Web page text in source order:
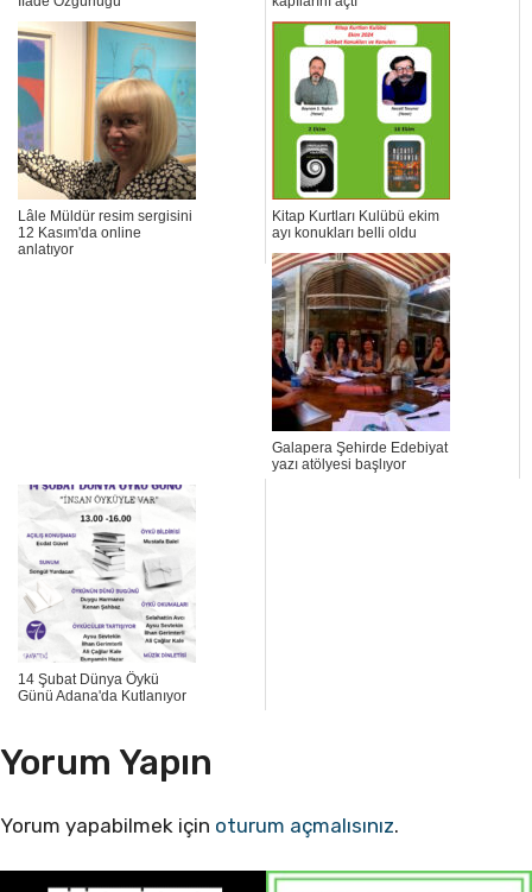
Lâle Müldür resim sergisini
12 Kasım'da online
anlatıyor
Kitap Kurtları Kulübü ekim
ayı konukları belli oldu
Galapera Şehirde Edebiyat
yazı atölyesi başlıyor
14 Şubat Dünya Öykü
Günü Adana'da Kutlanıyor
Yorum Yapın
Yorum yapabilmek için oturum açmalısınız.